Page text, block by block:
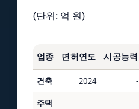
(단위: 억 원)
업종 면허연도 시공능력
건축 2024 -
주택 - -